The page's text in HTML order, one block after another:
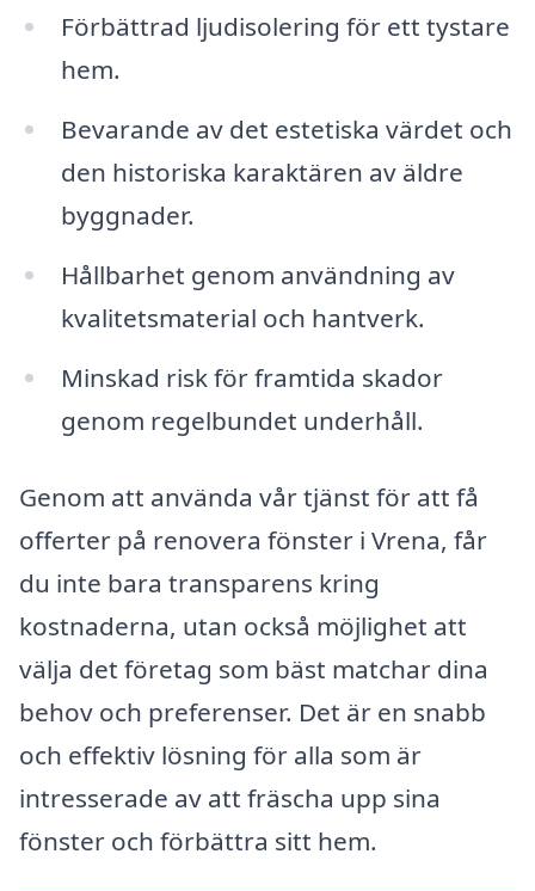
Förbättrad ljudisolering för ett tystare
hem.
Bevarande av det estetiska värdet och
den historiska karaktären av äldre
byggnader.
Hållbarhet genom användning av
kvalitetsmaterial och hantverk.
Minskad risk för framtida skador
genom regelbundet underhåll.
Genom att använda vår tjänst för att få
offerter på renovera fönster i Vrena, får
du inte bara transparens kring
kostnaderna, utan också möjlighet att
välja det företag som bäst matchar dina
behov och preferenser. Det är en snabb
och effektiv lösning för alla som är
intresserade av att fräscha upp sina
fönster och förbättra sitt hem.